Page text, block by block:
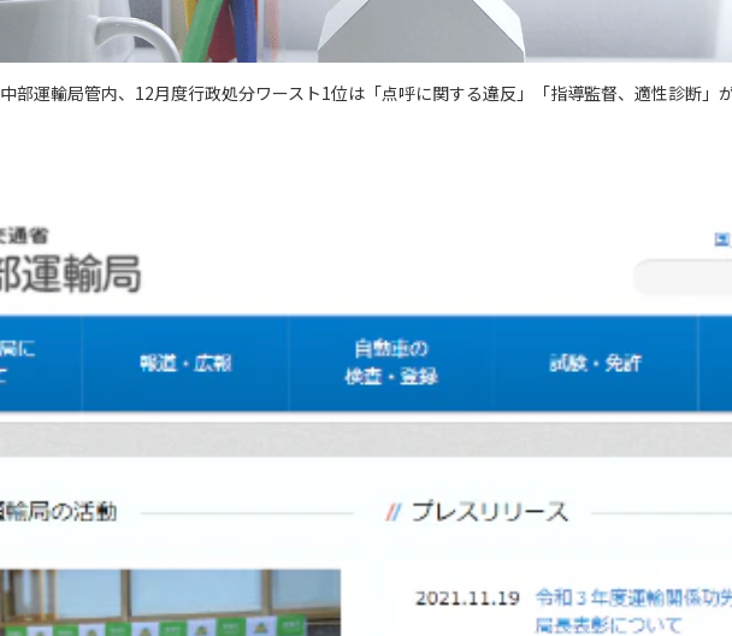
中部運輸局管内、12月度行政処分ワースト1位は「点呼に関する違反」「指導監督、適性診断」